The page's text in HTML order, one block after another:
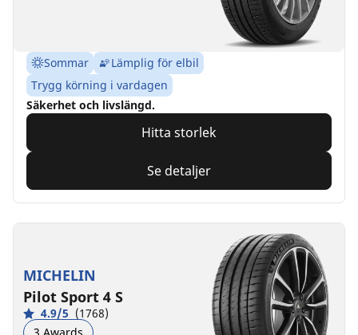
Sommar
Lämplig för elbil
Trygg körning i vardagen
Säkerhet och livslängd.
Hitta storlek
Se detaljer
MICHELIN
Pilot Sport 4 S
4.9/5 (1768)
3 Awards